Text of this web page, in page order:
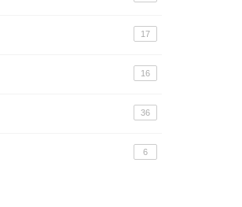
17
16
36
6